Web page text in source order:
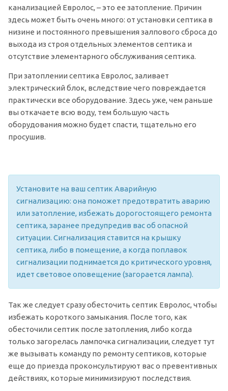
канализацией Евролос, – это ее затопление. Причин
здесь может быть очень много: от установки септика в
низине и постоянного превышения залпового сброса до
выхода из строя отдельных элементов септика и
отсутствие элементарного обслуживания септика.
При затоплении септика Евролос, заливает
электрический блок, вследствие чего повреждается
практически все оборудование. Здесь уже, чем раньше
вы откачаете всю воду, тем большую часть
оборудования можно будет спасти, тщательно его
просушив.
Установите на ваш септик Аварийную
сигнализацию: она поможет предотвратить аварию
или затопление, избежать дорогостоящего ремонта
септика, заранее предупредив вас об опасной
ситуации. Сигнализация ставится на крышку
септика, либо в помещение, а когда поплавок
сигнализации поднимается до критического уровня,
идет световое оповещение (загорается лампа).
Так же следует сразу обесточить септик Евролос, чтобы
избежать короткого замыкания. После того, как
обесточили септик после затопления, либо когда
только загорелась лампочка сигнализации, следует тут
же вызывать команду по ремонту септиков, которые
еще до приезда проконсультируют вас о превентивных
действиях, которые минимизируют последствия.